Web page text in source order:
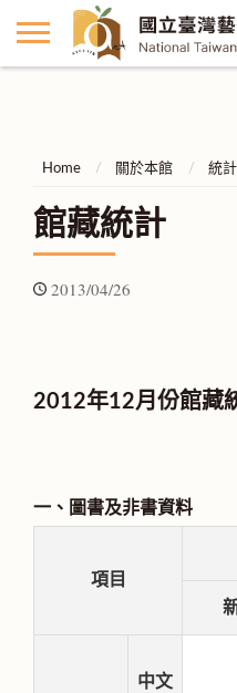
Home 關於本館 統
館藏統計
2013/04/26
2012年12月份館藏
一、圖書及非書資料
項目
中文